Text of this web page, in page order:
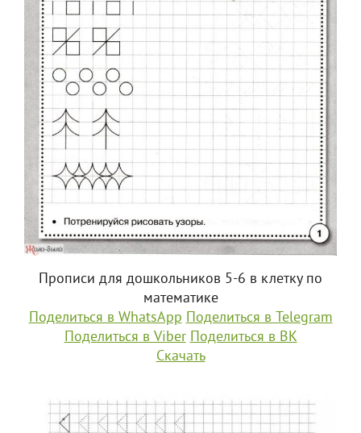
Прописи для дошкольников 5-6 в клетку по
математике
Поделиться в WhatsApp Поделиться в Telegram
Поделиться в Viber Поделиться в ВК
Скачать